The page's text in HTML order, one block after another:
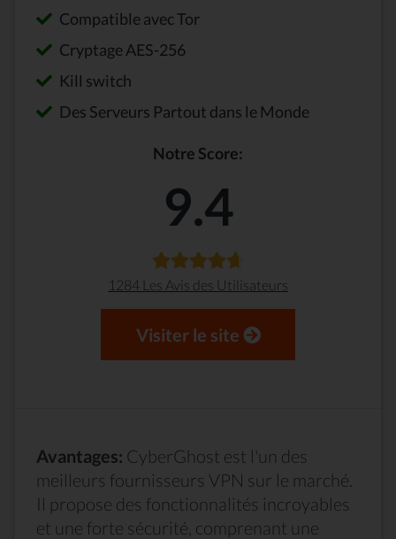
Compatible avec Tor
Cryptage AES-256
Kill switch
Des Serveurs Partout dans le Monde
Notre Score:
9.4
1284 Les Avis des Utilisateurs
Visiter le site
Avantages: CyberGhost est l'un des
meilleurs fournisseurs VPN sur le marché.
Il propose des fonctionnalités incroyables
et une forte sécurité, comprenant une